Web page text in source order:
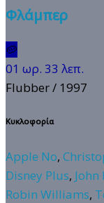
Φλάμπερ
🥔
01 ωρ. 33 λεπ.
Flubber/ 1997
Κυκλοφορία
Apple No,
Disney Plus,
Robin Williams,